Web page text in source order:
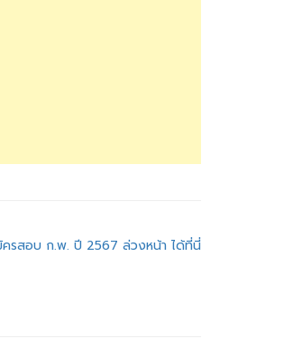
รสอบ ก.พ. ปี 2567 ล่วงหน้า ได้ที่นี่